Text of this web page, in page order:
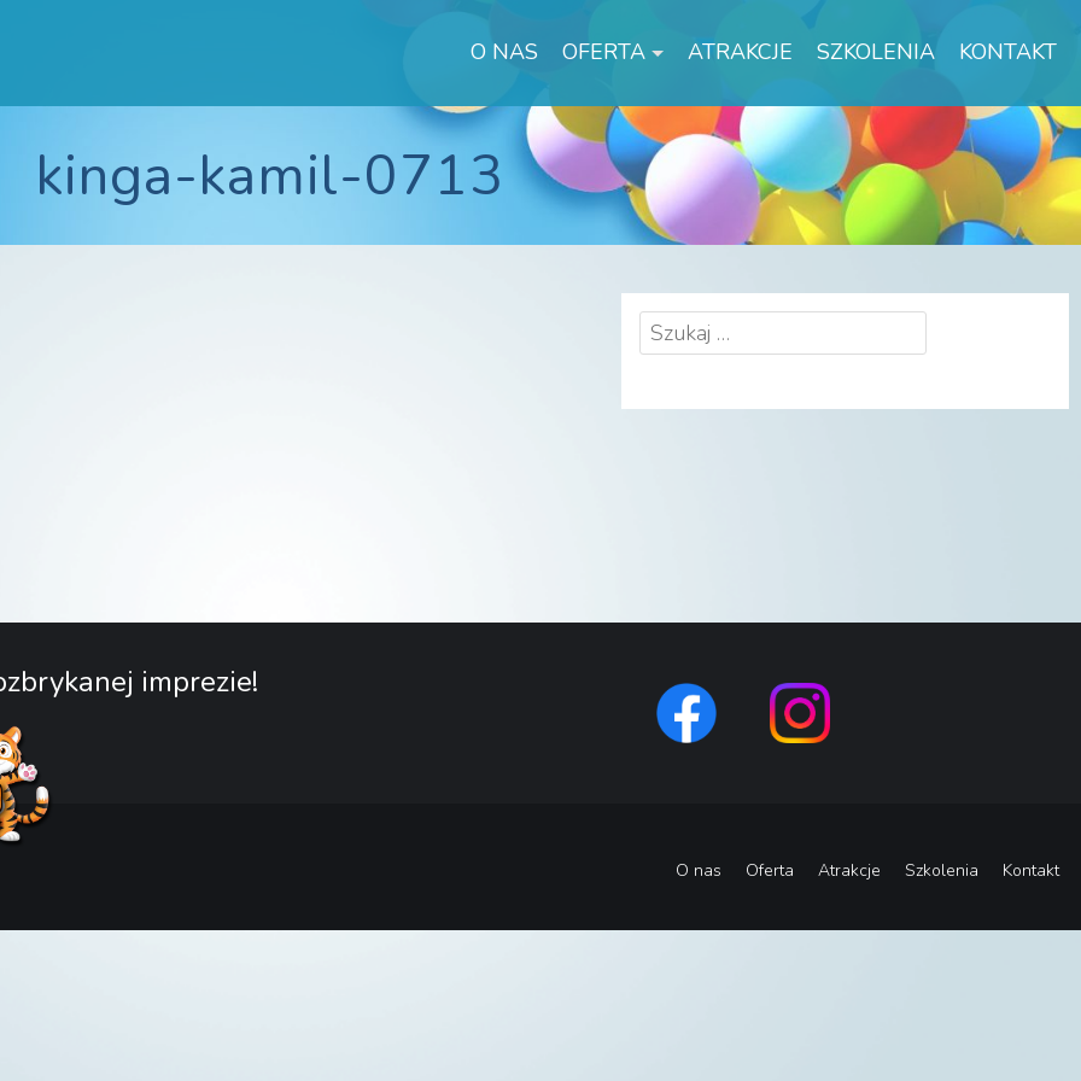
O NAS OFERTA ATRAKCJE SZKOLENIA KONTAKT
kinga-kamil-0713
Szukaj:
imprezie!
O nas Oferta Atrakcje Szkolenia Kontakt